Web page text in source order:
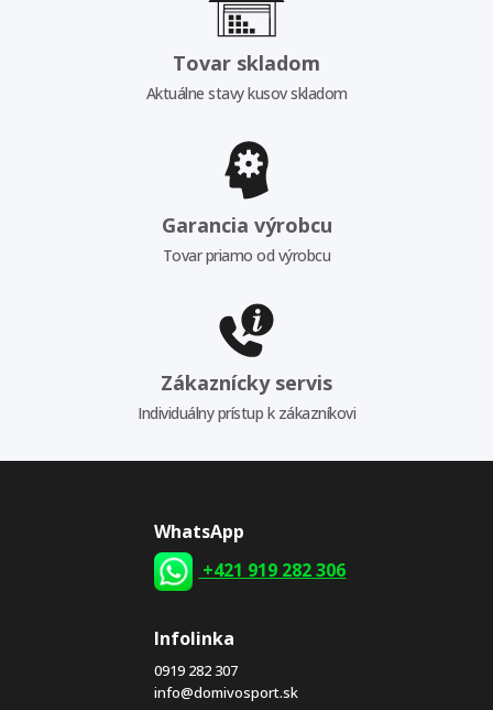
Tovar skladom
Aktuálne stavy kusov skladom
Garancia výrobcu
Tovar priamo od výrobcu
Zákaznícky servis
Individuálny prístup k zákazníkovi
WhatsApp
+421 919 282 306
Infolinka
0919 282 307
info@domivosport.sk